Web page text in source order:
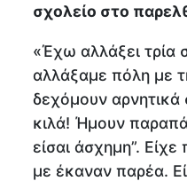
σχολείο στο
«Έχω αλλάξει τρία
αλλάξαμε πόλη με
δεχόμουν αρνητικά
κιλά! Ήμουν
είσαι άσχημη”.
με έκαναν παρέα.